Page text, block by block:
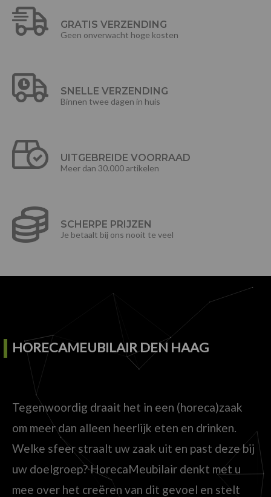
GRATIS VERZENDING
Geen onverwacht hoge kosten
SNELLE VERZENDING
Binnen twee dagen in huis
UITGEBREIDE VOORRAAD
Meer dan 30.000 artikelen
SCHERPE PRIJZEN
Je betaalt bij ons nooit te veel
HORECAMEUBILAIR DEN HAAG
Tegenwoordig draait het in een (horeca)zaak
om meer dan alleen heerlijk eten en drinken.
Welke sfeer straalt uw zaak uit en past deze bij
uw doelgroep? HorecaMeubilair denkt met u
mee over het creëren van dit gevoel en stelt